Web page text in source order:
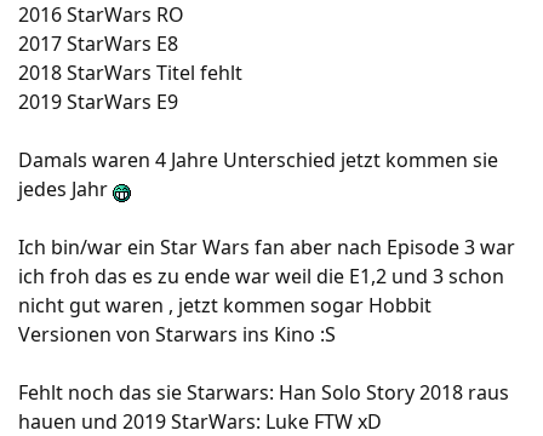
2016 StarWars RO
2017 StarWars E8
2018 StarWars Titel fehlt
2019 StarWars E9
Damals waren 4 Jahre Unterschied jetzt kommen sie
jedes Jahr
Ich bin/war ein Star Wars fan aber nach Episode 3 war
ich froh das es zu ende war weil die E1,2 und 3 schon
nicht gut waren , jetzt kommen sogar Hobbit
Versionen von Starwars ins Kino :S
Fehlt noch das sie Starwars: Han Solo Story 2018 raus
hauen und 2019 StarWars: Luke FTW xD